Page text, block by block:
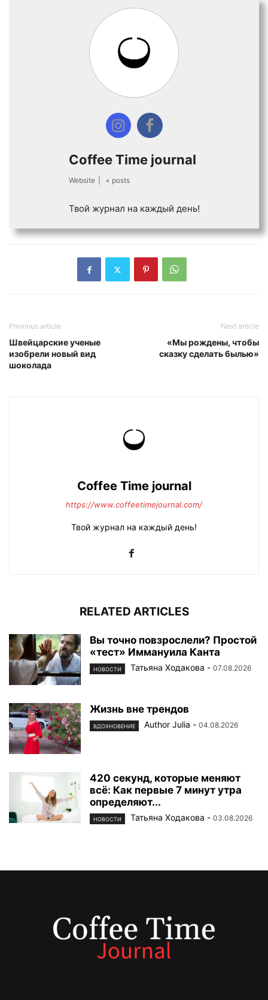
Coffee Time journal
Website + posts
Твой журнал на каждый день!
Previous article
Швейцарские ученые
изобрели новый вид
шоколада
Next article
«Мы рождены, чтобы
сказку сделать былью»
Coffee Time journal
https://www.coffeetimejournal.com/
Твой журнал на каждый день!
RELATED ARTICLES
Вы точно повзрослели? Простой
«тест» Иммануила Канта
НОВОСТИ Татьяна Ходакова - 07.08.2026
Жизнь вне трендов
ВДОХНОВЕНИЕ Author Julia - 04.08.2026
420 секунд, которые меняют
всё: Как первые 7 минут утра
определяют...
НОВОСТИ Татьяна Ходакова - 03.08.2026